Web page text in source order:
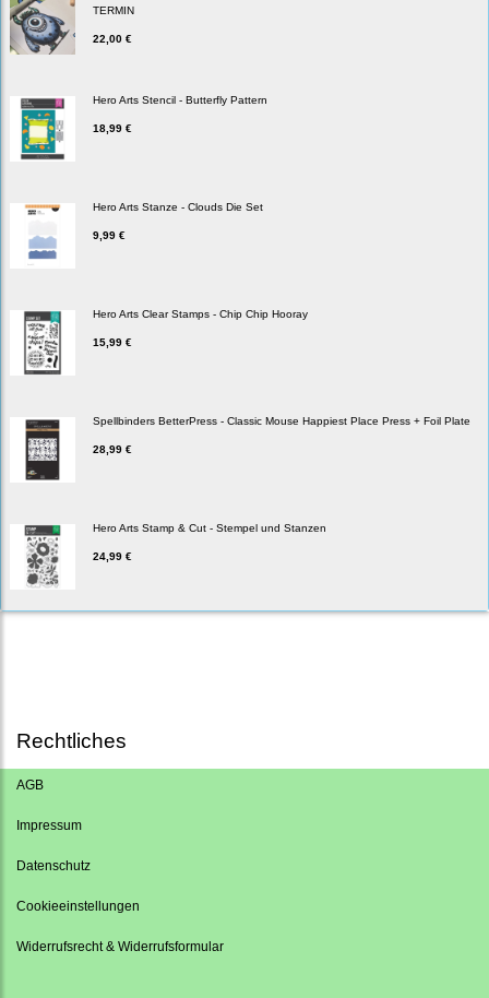
TERMIN
22,00 €
Hero Arts Stencil - Butterfly Pattern
18,99 €
Hero Arts Stanze - Clouds Die Set
9,99 €
Hero Arts Clear Stamps - Chip Chip Hooray
15,99 €
Spellbinders BetterPress - Classic Mouse Happiest Place Press + Foil Plate
28,99 €
Hero Arts Stamp & Cut - Stempel und Stanzen
24,99 €
Rechtliches
AGB
Impressum
Datenschutz
Cookieeinstellungen
Widerrufsrecht & Widerrufsformular